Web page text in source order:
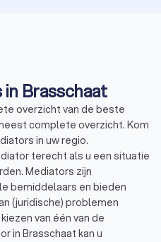
Brasschaat
overzicht van de beste
complete overzicht. Kom
in uw regio.
terecht als u een situatie
Mediators zijn
bemiddelaars en bieden
(juridische) problemen
van één van de
in Brasschaat kan u